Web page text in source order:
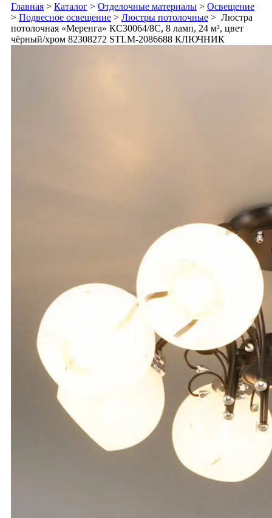
Главная > Каталог > Отделочные материалы > Освещение
> Подвесное освещение > Люстры потолочные > Люстра
потолочная «Меренга» КС30064/8С, 8 ламп, 24 м², цвет
чёрный/хром 82308272 STLM-2086688 КЛЮЧНИК